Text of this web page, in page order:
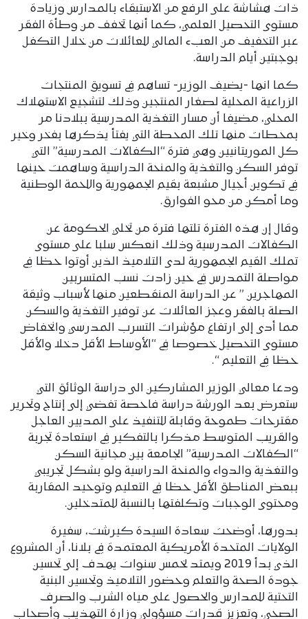
ذات هشاشة على الرفع من الاستبقاء بالمدارس وزيادة
مستوى التحصيل العلمي، كما أنها تخفف من وطأة الفقر
عبر التخفيف من العبء المالي للعائلات من خلال التكفل
بوجبتين أيام الدراسة.
كما انها -يضيف الوزير- تساهم في تسويق المنتجات
الزراعية المحلية لصغار المنتجين وذلك لتشجيع الاستهلاك
المحلي، مضيفا أن مسار التغذية المدرسية ببلادنا مر
بمحطات منها تلك المحطة التي يفتأ يذكرها بفخر وخير
كل الموريتانيين وهي فترة “الكفالات المدرسية” التي
توفر السكن والتغذية والمنحة الدراسية وساهمت حينها
في تكوين أجيال مشبعة بقيم الجمهورية واللحمة الوطنية
وما أمكن من محو الفوارق.
وقال إن هذه الفترة تلتها فترة من تخلي الحكومة عن
الكفالات المدرسية وذلك انعكس سلبا على مستوى
تملك القيم الجمهورية لدى التلاميذ الذين أوتوا حظا في
مواصلة التمدرس في حين زادت نسب المتسربين
المهاجرين ” عن الدراسة المنقطعين منها لأسباب وثيقة
الصلة بالفقر وعجز العائلات عن توفير التغذية والسكن
مما أدى إلى ارتفاع مؤشرات التسرب المدرسي وانخفاض
مستوى التحصيل خصوصا في “الأوساط الأقل دخلا والأقل
حظا في التعليم “.
ودعا معالي الوزير المشاركين الى دراسة الوثائق التي
ستعرض بعد الورشة دراسة فاحصة تفضي إلى إنتاج وتحرير
مقترحات طموحة وقابلة للتنفيذ على المديين العاجل
والقريب المتوسط مذكرا بالتفكير في استعادة تجربة
“الكفالات المدرسية” الجامعة بين مجانية السكن
والتغذية والدواء والمنحة الدراسية ولو بشكل تجريبي
ببعض المناطق الأقل حظا في التعليم وتوحيد المقاربة
ومحتوى الوجبات وتكلفتها بالنسبة للمتدخلين.
بدورها، أوضحت سعادة السيدة كيرشت، سفيرة
الولايات المتحدة الأمريكية المعتمدة في بلانا، أن المشروع
الذي بدأ 2019 ويمتد لخمس سنوات يهدف إلى تحسين
جودة الصحة والتعلم وحضور التلاميذ وتحسين البنية
التحتية للمدارس والحصول على مياه الشرب والصرف
الصحي، وتعزيز قدرات مسؤولي وزارة التهذيب وأصحاب